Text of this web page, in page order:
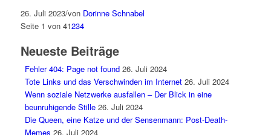
26. Juli 2023/von Dorinne Schnabel
Seite 1 von 41234
Neueste Beiträge
Fehler 404: Page not found 26. Juli 2024
Tote Links und das Verschwinden im Internet 26. Juli 2024
Wenn soziale Netzwerke ausfallen – Der Blick in eine
beunruhigende Stille 26. Juli 2024
Die Queen, eine Katze und der Sensenmann: Post-Death-
Memes 26. Juli 2024